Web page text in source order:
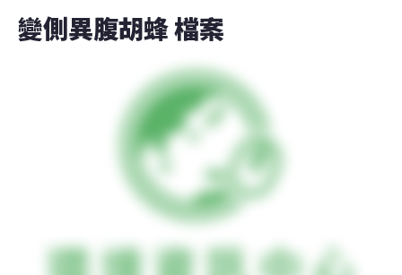
變側異腹胡蜂 檔案